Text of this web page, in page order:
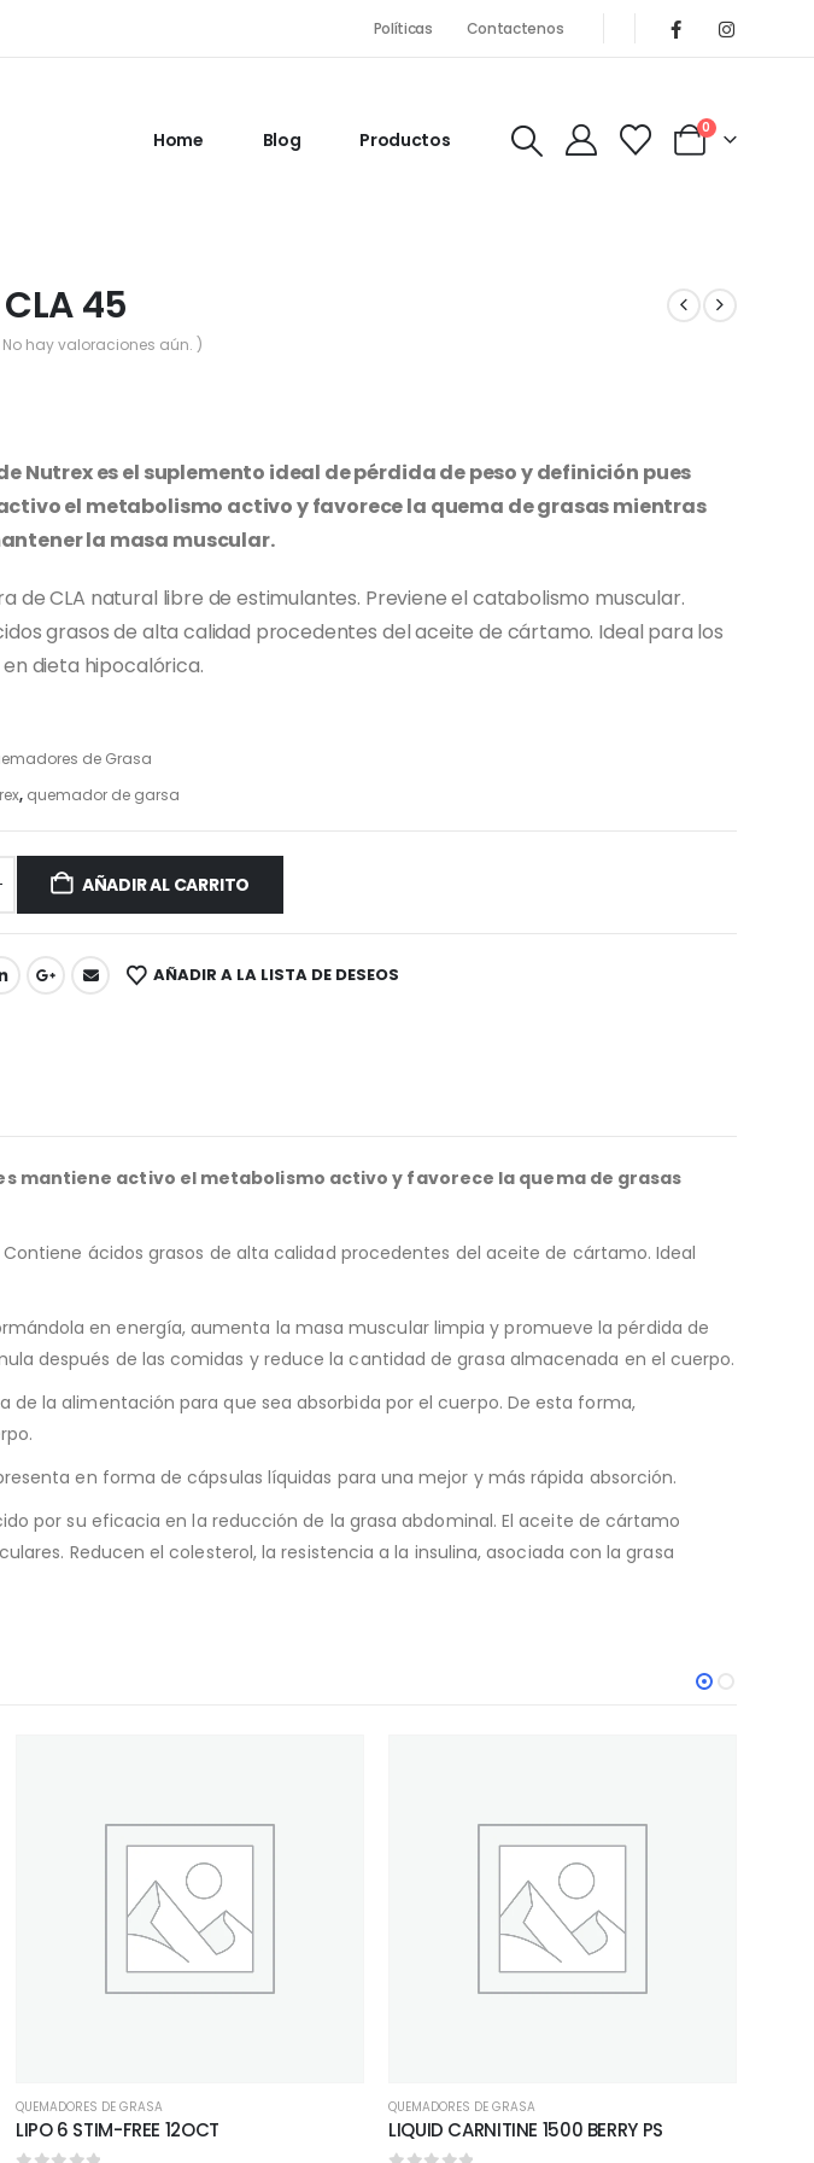
Políticas Contactenos
Home Blog Productos
0
45
No hay valoraciones aún. )
de Nutrex es el suplemento ideal de pérdida de peso y definición pues
el metabolismo activo y favorece la quema de grasas mientras
la masa muscular.
de CLA natural libre de estimulantes. Previene el catabolismo muscular.
grasos de alta calidad procedentes del aceite de cártamo. Ideal para los
dieta hipocalórica.
de Grasa
, quemador de garsa
AÑADIR AL CARRITO
AÑADIR A LA LISTA DE DESEOS
mantiene activo el metabolismo activo y favorece la quema de grasas
ácidos grasos de alta calidad procedentes del aceite de cártamo. Ideal
en energía, aumenta la masa muscular limpia y promueve la pérdida de
después de las comidas y reduce la cantidad de grasa almacenada en el cuerpo.
la alimentación para que sea absorbida por el cuerpo. De esta forma,
en forma de cápsulas líquidas para una mejor y más rápida absorción.
por su eficacia en la reducción de la grasa abdominal. El aceite de cártamo
Reducen el colesterol, la resistencia a la insulina, asociada con la grasa
QUEMADORES DE GRASA
LIPO 6 STIM-FREE 12OCT
QUEMADORES DE GRASA
LIQUID CARNITINE 1500 BERRY PS